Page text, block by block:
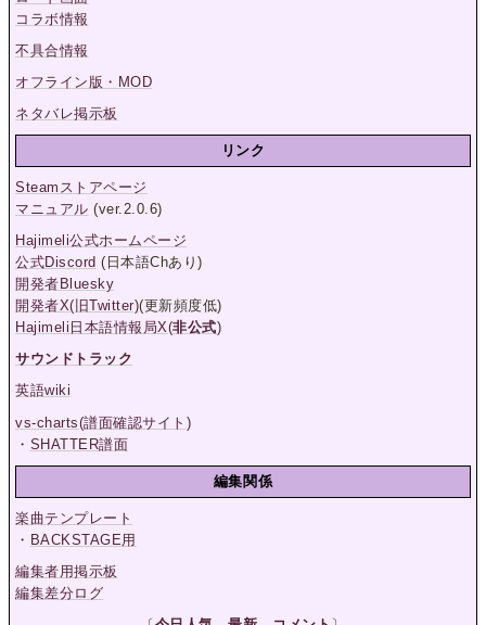
コラボ情報
不具合情報
オフライン版・MOD
ネタバレ掲示板
リンク
Steamストアページ
マニュアル (ver.2.0.6)
Hajimeli公式ホームページ
公式Discord (日本語Chあり)
開発者Bluesky
開発者X(旧Twitter)(更新頻度低)
Hajimeli日本語情報局X(非公式)
サウンドトラック
英語wiki
vs-charts(譜面確認サイト)
・ SHATTER譜面
編集関係
楽曲テンプレート
・ BACKSTAGE用
編集者用掲示板
編集差分ログ